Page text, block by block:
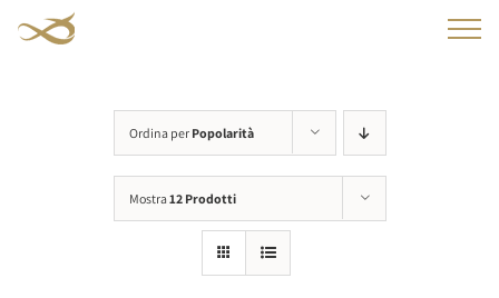
Ordina per Popolarità
Mostra12 Prodotti